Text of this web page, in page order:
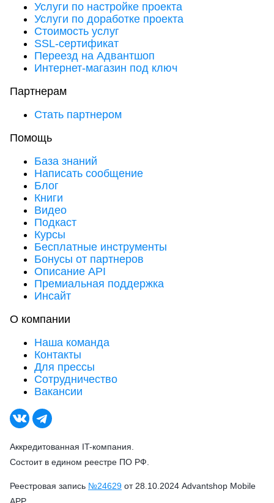
Услуги по настройке проекта
Услуги по доработке проекта
Стоимость услуг
SSL-сертификат
Переезд на Адвантшоп
Интернет-магазин под ключ
Партнерам
Стать партнером
Помощь
База знаний
Написать сообщение
Блог
Книги
Видео
Подкаст
Курсы
Бесплатные инструменты
Бонусы от партнеров
Описание API
Премиальная поддержка
Инсайт
О компании
Наша команда
Контакты
Для прессы
Сотрудничество
Вакансии
Аккредитованная IT-компания.
Состоит в едином реестре ПО РФ.
Реестровая запись №24629 от 28.10.2024 Advantshop Mobile